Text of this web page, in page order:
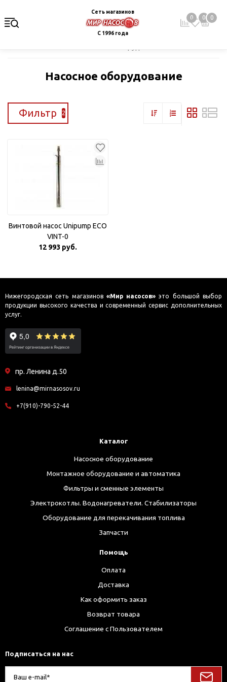
Сеть магазинов
С 1996 года
0 0 0
Насосное оборудование
Фильтр 2
Винтовой насос Unipump ECO
VINT-0
12 993 руб.
Нижегородская сеть магазинов «Мир насосов» это большой выбор
продукции высокого качества и современный сервис дополнительных
услуг.
пр. Ленина д.50
lenina@mirnasosov.ru
+7(910)-790-52-44
Каталог
Насосное оборудование
Монтажное оборудование и автоматика
Фильтры и сменные элементы
Электрокотлы. Водонагреватели. Стабилизаторы
Оборудование для перекачивания топлива
Запчасти
Помощь
Оплата
Доставка
Как оформить заказ
Возврат товара
Соглашение с Пользователем
Подписаться на нас